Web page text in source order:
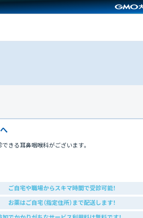
きる耳鼻咽喉科がございます。
ご自宅や職場からスキマ時間で受診可能！
お薬はご自宅（指定住所）まで配送します！